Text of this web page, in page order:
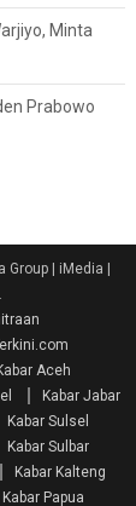
Minta
Prabowo
Group | iMedia
.
Aceh
Kabar Jabar
Kabar Sulsel
Kabar Sulbar
Kabar Kalteng
Kabar Papua